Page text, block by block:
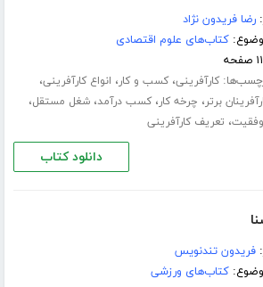
رضا فریدون نژاد
کتاب‌های علوم اقتصادی
کارآفرینی،کسب و کار، انواع کارآفرینی،
برتر، چرخه کار،کسب درآمد،شغل مستقل،
، تعریف کارآفرینی
دانلود کتاب
فریدون تندنویس
کتاب‌های ورزشی